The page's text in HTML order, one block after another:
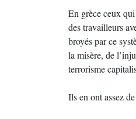
En grèce ceux qui
des travailleurs
broyés par ce
la misère, de
terrorisme
Ils en ont assez